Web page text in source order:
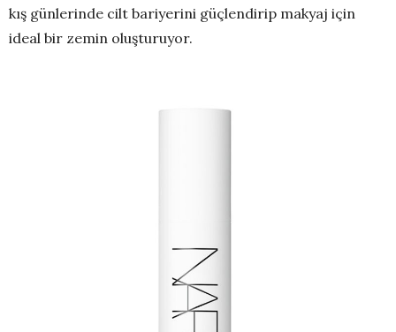
kış günlerinde cilt bariyerini güçlendirip makyaj için
ideal bir zemin oluşturuyor.